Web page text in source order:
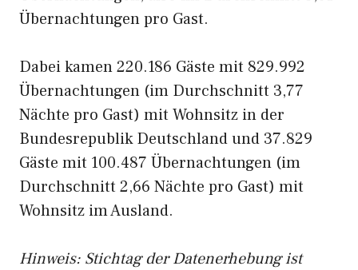
Übernachtungen pro Gast.
Dabei kamen 220.186 Gäste mit 829.992
Übernachtungen (im Durchschnitt 3,77
Nächte pro Gast) mit Wohnsitz in der
Bundesrepublik Deutschland und 37.829
Gäste mit 100.487 Übernachtungen (im
Durchschnitt 2,66 Nächte pro Gast) mit
Wohnsitz im Ausland.
Hinweis: Stichtag der Datenerhebung ist